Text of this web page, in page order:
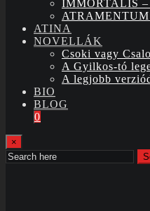
IMMORTALIS –
ATRAMENTUM
ATINA
NOVELLÁK
Csoki vagy
A Gyilkos-tó
A legjobb
BIO
BLOG
0
×